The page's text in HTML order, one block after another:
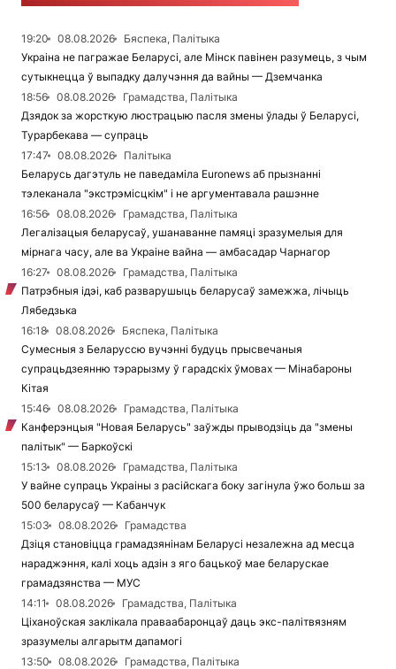
19:20 08.08.2026
Бяспека, Палітыка
Украіна не пагражае Беларусі, але Мінск павінен разумець, з чым
сутыкнецца ў выпадку далучэння да вайны — Дземчанка
18:56
08.08.2026
Грамадства, Палітыка
Дзядок за жорсткую люстрацыю пасля змены ўлады ў Беларусі,
Турарбекава — супраць
17:47
08.08.2026
Палітыка
Беларусь дагэтуль не паведаміла Euronews аб прызнанні
тэлеканала "экстрэмісцкім" і не аргументавала рашэнне
16:56
08.08.2026
Грамадства, Палітыка
Легалізацыя беларусаў, ушанаванне памяці зразумелыя для
мірнага часу, але ва Украіне вайна — амбасадар Чарнагор
16:27
08.08.2026
Грамадства, Палітыка
Патрэбныя ідэі, каб разварушыць беларусаў замежжа, лічыць
Лябедзька
16:18
08.08.2026
Бяспека, Палітыка
Сумесныя з Беларуссю вучэнні будуць прысвечаныя
супрацьдзеянню тэрарызму ў гарадскіх ўмовах — Мінабароны
Кітая
15:46
08.08.2026
Грамадства, Палітыка
Канферэнцыя "Новая Беларусь" заўжды прыводзіць да "змены
палітык" — Баркоўскі
15:13
08.08.2026
Грамадства, Палітыка
У вайне супраць Украіны з расійскага боку загінула ўжо больш за
500 беларусаў — Кабанчук
15:03
08.08.2026
Грамадства
Дзіця становіцца грамадзянінам Беларусі незалежна ад месца
нараджэння, калі хоць адзін з яго бацькоў мае беларускае
грамадзянства — МУС
14:11
08.08.2026
Грамадства, Палітыка
Ціханоўская заклікала праваабаронцаў даць экс-палітвязням
зразумелы алгарытм дапамогі
13:50
08.08.2026
Грамадства, Палітыка